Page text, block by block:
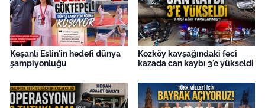
Keşanlı Eslin'in hedefi dünya
şampiyonluğu
Kozköy kavşağındaki feci
kazada can kaybı 3'e yükseldi